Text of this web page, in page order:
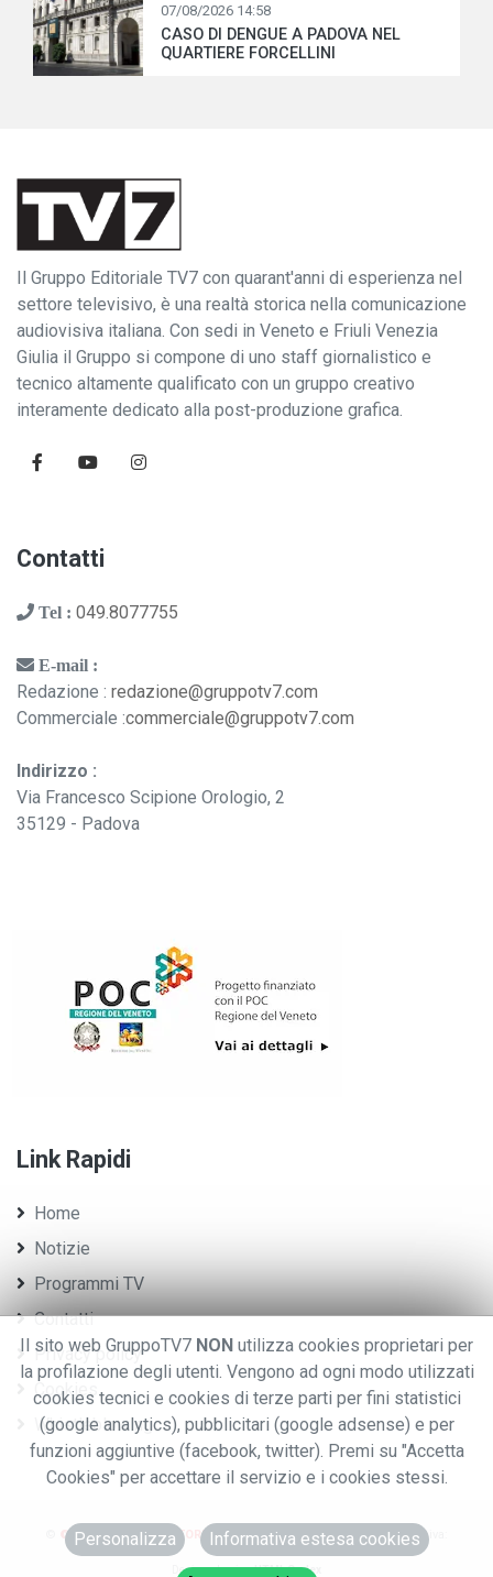
07/08/2026 14:58
CASO DI DENGUE A PADOVA NEL
QUARTIERE FORCELLINI
Il Gruppo Editoriale TV7 con quarant'anni di esperienza nel
settore televisivo, è una realtà storica nella comunicazione
audiovisiva italiana. Con sedi in Veneto e Friuli Venezia
Giulia il Gruppo si compone di uno staff giornalistico e
tecnico altamente qualificato con un gruppo creativo
interamente dedicato alla post-produzione grafica.
Contatti
Tel : 049.8077755
E-mail :
Redazione : redazione@gruppotv7.com
Commerciale :commerciale@gruppotv7.com
Indirizzo :
Via Francesco Scipione Orologio, 2
35129 - Padova
Link Rapidi
Home
Notizie
Programmi TV
Contatti
Privacy policy
Cookies
Whistleblowing
© 2020 GRUPPO EDITORIALE TV7..TUTTI I DIRITTI RISERVATI. - P.iva:
0076970028
Designed usingHTML Codex
Il sito web GruppoTV7 NON utilizza cookies proprietari per
la profilazione degli utenti. Vengono ad ogni modo utilizzati
cookies tecnici e cookies di terze parti per fini statistici
(google analytics), pubblicitari (google adsense) e per
funzioni aggiuntive (facebook, twitter). Premi su "Accetta
Cookies" per accettare il servizio e i cookies stessi.
Personalizza Informativa estesa cookies